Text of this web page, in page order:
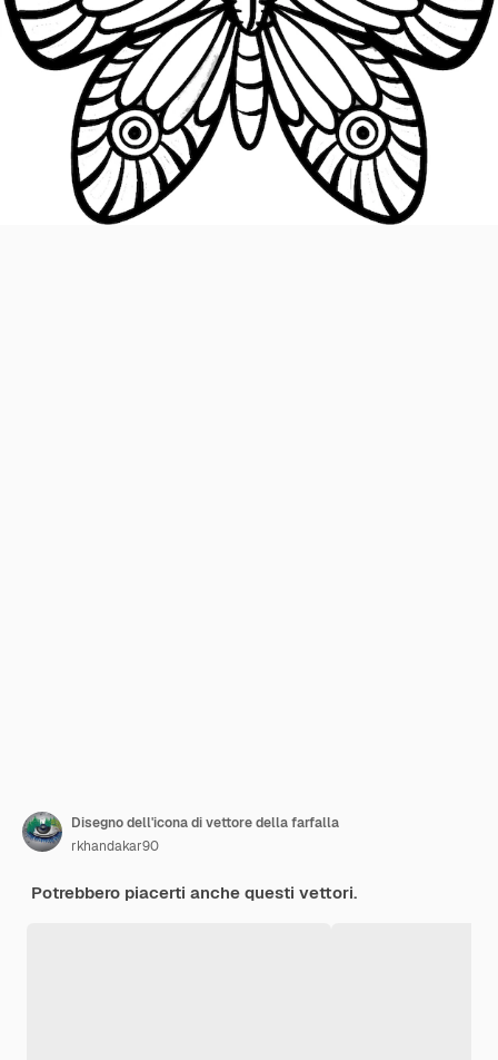
Disegno dell'icona di vettore della farfalla
rkhandakar90
Potrebbero piacerti anche questi vettori.